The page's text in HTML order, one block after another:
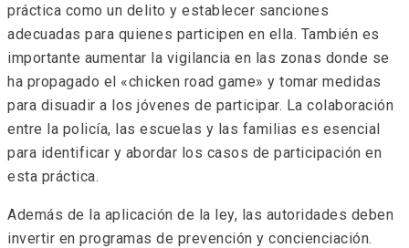
práctica como un delito y establecer sanciones
adecuadas para quienes participen en ella. También es
importante aumentar la vigilancia en las zonas donde se
ha propagado el «chicken road game» y tomar medidas
para disuadir a los jóvenes de participar. La colaboración
entre la policía, las escuelas y las familias es esencial
para identificar y abordar los casos de participación en
esta práctica.
Además de la aplicación de la ley, las autoridades deben
invertir en programas de prevención y concienciación.